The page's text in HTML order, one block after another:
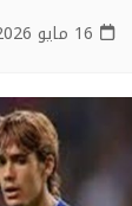
16 مايو 2026